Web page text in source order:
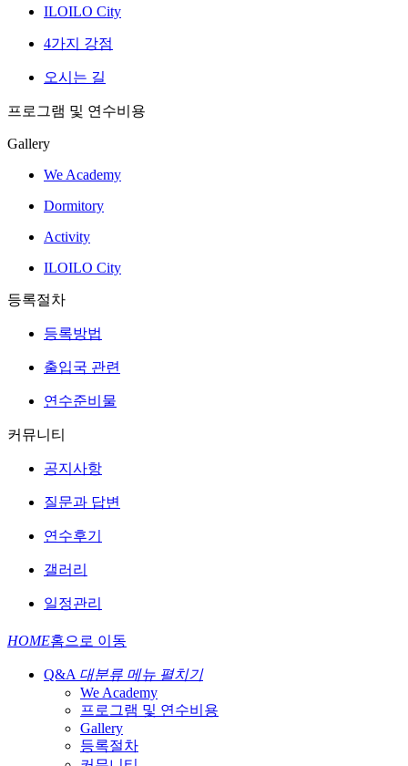
ILOILO City
4가지 강점
오시는 길
프로그램 및 연수비용
Gallery
We Academy
Dormitory
Activity
ILOILO City
등록절차
등록방법
출입국 관련
연수준비물
커뮤니티
공지사항
질문과 답변
연수후기
갤러리
일정관리
HOME홈으로 이동
Q&A 대분류 메뉴 펼치기
We Academy
프로그램 및 연수비용
Gallery
등록절차